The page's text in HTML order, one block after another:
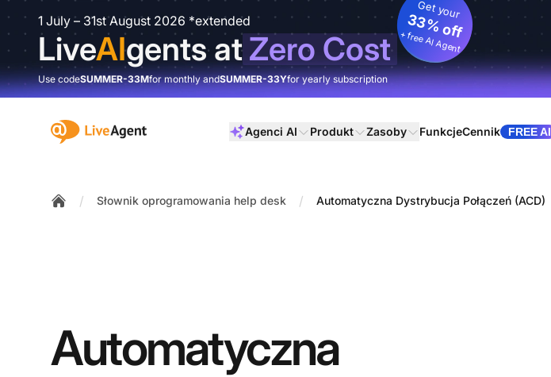
1 July – 31st August 2026 *extended
LiveAIgents atZero Cost
Get your
33% off
+ free AI Agent
Use codeSUMMER-33Mfor monthly andSUMMER-33Yfor yearly subscription
:site.title Agenci AI Produkt Zasoby FunkcjeCennik FREE AI
/ Słownik oprogramowania help desk / Automatyczna Dystrybucja Połączeń (ACD)
Automatyczna